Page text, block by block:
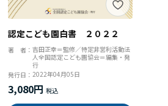
認定こども園白書 ２０２２
著 者：吉田正幸＝監修／特定非営利活動法
人全国認定こども園協会＝編集・発
行
発行日：2022年04月05日
3,080円